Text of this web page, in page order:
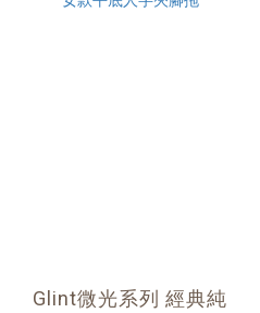
Glint微光系列 經典純